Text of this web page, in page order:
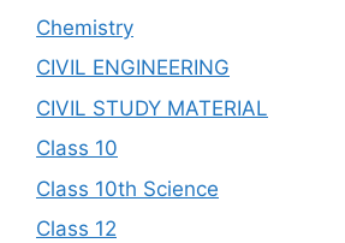
Chemistry
CIVIL ENGINEERING
CIVIL STUDY MATERIAL
Class 10
Class 10th Science
Class 12